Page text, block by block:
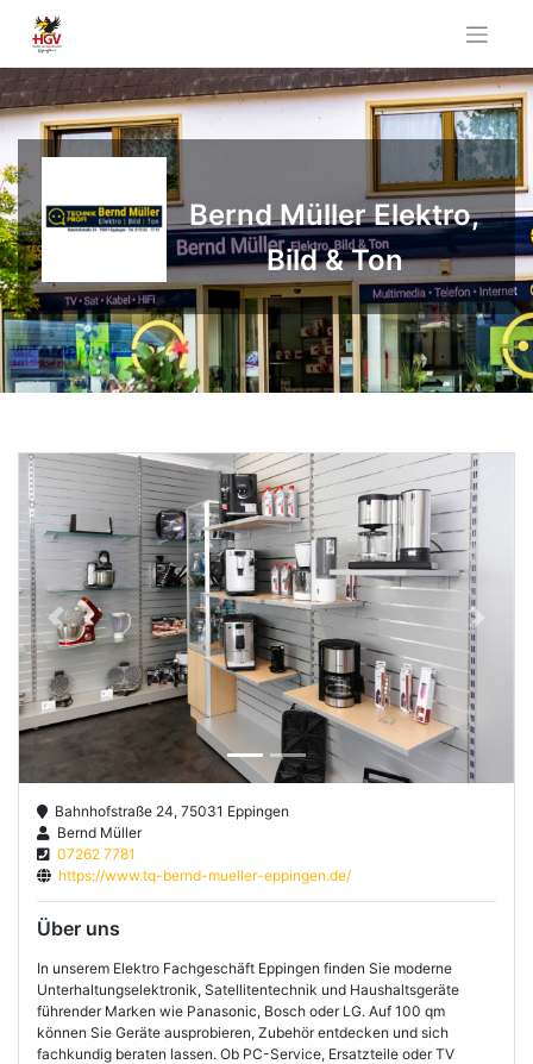
content
Bernd Müller Elektro,
Bild & Ton
Previous Next
Bahnhofstraße 24, 75031 Eppingen
Bernd Müller
07262 7781
https://www.tq-bernd-mueller-eppingen.de/
Über uns
In unserem Elektro Fachgeschäft Eppingen finden Sie moderne
Unterhaltungselektronik, Satellitentechnik und Haushaltsgeräte
führender Marken wie Panasonic, Bosch oder LG. Auf 100 qm
können Sie Geräte ausprobieren, Zubehör entdecken und sich
fachkundig beraten lassen. Ob PC-Service, Ersatzteile oder TV